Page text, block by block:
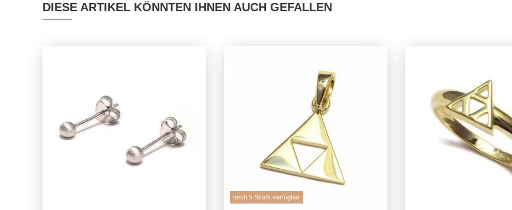
DIESE ARTIKEL KÖNNTEN IHNEN AUCH GEFALLEN
noch 5 Stück verfügbar